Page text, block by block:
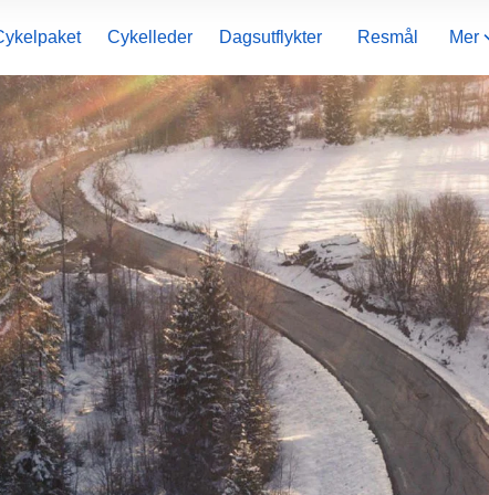
Cykelleder Dagsutflykter Resmål Mer